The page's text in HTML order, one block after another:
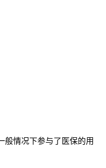
般情况下参与了医保的用